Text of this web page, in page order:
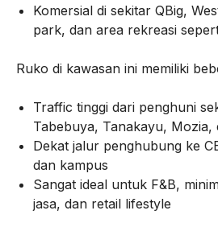
Komersial di sekitar QBig,
park, dan area rekreasi
Ruko di kawasan ini memiliki
Traffic tinggi dari penghuni
Tabebuya, Tanakayu, Mozia,
Dekat jalur penghubung ke
dan kampus
Sangat ideal untuk F&B,
jasa, dan retail lifestyle